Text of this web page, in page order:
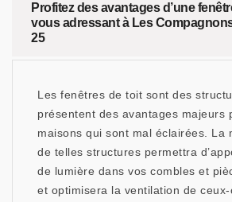
Profitez des avantages d’une
vous adressant à Les
25
Les fenêtres de toit sont des
présentent des avantages majeurs
maisons qui sont mal éclairées. La
de telles structures permettra
de lumière dans vos combles et
et optimisera la ventilation de